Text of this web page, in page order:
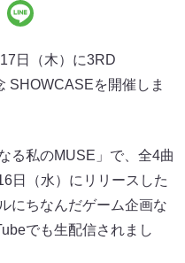
日（木）に3RD
SHOWCASEを開催しま
る私のMUSE」で、全4曲
日（水）にリリースした
にちなんだゲーム企画な
でも生配信されまし